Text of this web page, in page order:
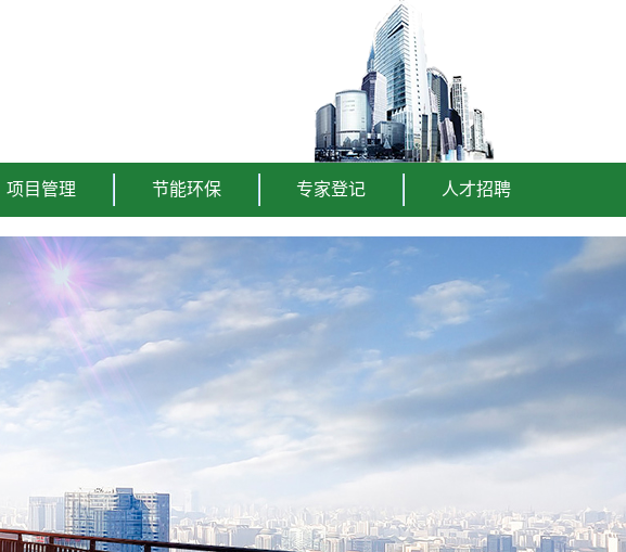
项目管理 节能环保 专家登记 人才招聘